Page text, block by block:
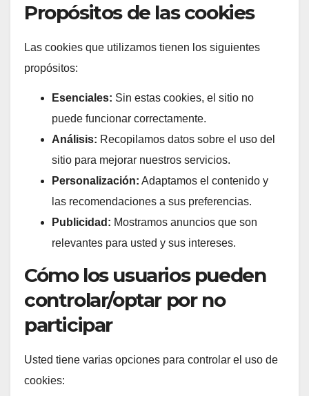
Propósitos de las cookies
Las cookies que utilizamos tienen los siguientes
propósitos:
Esenciales: Sin estas cookies, el sitio no
puede funcionar correctamente.
Análisis: Recopilamos datos sobre el uso del
sitio para mejorar nuestros servicios.
Personalización: Adaptamos el contenido y
las recomendaciones a sus preferencias.
Publicidad: Mostramos anuncios que son
relevantes para usted y sus intereses.
Cómo los usuarios pueden
controlar/optar por no
participar
Usted tiene varias opciones para controlar el uso de
cookies: